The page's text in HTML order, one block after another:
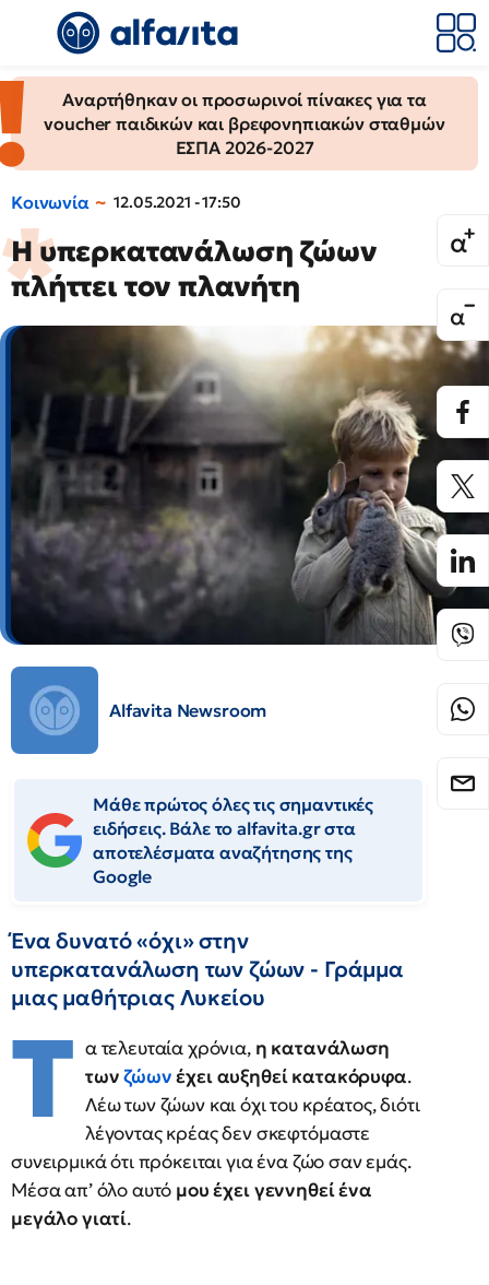
Αναρτήθηκαν οι προσωρινοί πίνακες για τα
voucher παιδικών και βρεφονηπιακών σταθμών
ΕΣΠΑ 2026-2027
Κοινωνία 12.05.2021 - 17:50
Η υπερκατανάλωση ζώων
πλήττει τον πλανήτη
Alfavita Newsroom
Μάθε πρώτος όλες τις σημαντικές
ειδήσεις. Βάλε το alfavita.gr στα
αποτελέσματα αναζήτησης της
Google
Ένα δυνατό «όχι» στην
υπερκατανάλωση των ζώων - Γράμμα
μιας μαθήτριας Λυκείου
Τ α τελευταία χρόνια, η κατανάλωση
τωνζώωνέχει αυξηθεί κατακόρυφα.
Λέω των ζώων και όχι του κρέατος, διότι
λέγοντας κρέας δεν σκεφτόμαστε
συνειρμικά ότι πρόκειται για ένα ζώο σαν εμάς.
Μέσα απ’ όλο αυτό μου έχει γεννηθεί ένα
μεγάλο γιατί.